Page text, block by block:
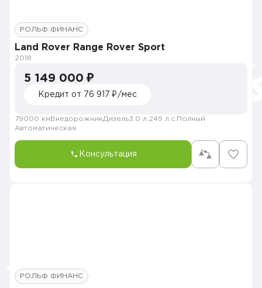
РОЛЬФ ФИНАНС
Land Rover Range Rover Sport
2018
5 149 000 ₽
Кредит от 76 917 ₽/мес
79000 км ВнедорожникДизель3.0 л. 249 л.с. Полный
Автоматическая
Консультация
РОЛЬФ ФИНАНС